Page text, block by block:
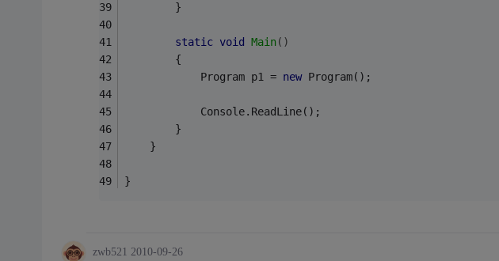
        }
static void Main()
        {
            Program p1 =
new Program();
            Console.ReadLine();
        }
    }
}
zwb521 2010-09-26